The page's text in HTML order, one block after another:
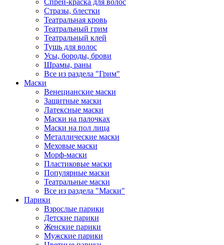
Спрей-краска для волос
Стразы, блестки
Театральная кровь
Театральный грим
Театральный клей
Тушь для волос
Усы, бороды, брови
Шрамы, раны
Все из раздела "Грим"
Маски
Венецианские маски
Защитные маски
Латексные маски
Маски на палочках
Маски на пол лица
Металлические маски
Меховые маски
Морф-маски
Пластиковые маски
Популярные маски
Театральные маски
Все из раздела "Маски"
Парики
Взрослые парики
Детские парики
Женские парики
Мужские парики